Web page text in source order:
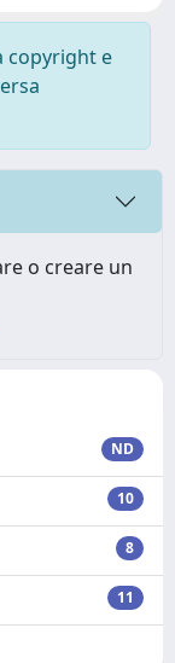
copyright e
o creare un
ND
10
8
11